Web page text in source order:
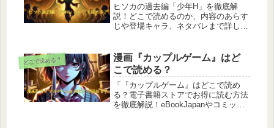
ヒソカの過去編「少年H」を徹底解
説！どこで読めるのか、内容のあらす
じや登場キャラ、ネタバレまで詳しく
ための注意点も解説しています。
どこで読める？
漫画『カップルゲーム』はど
こで読める？
「『カップルゲーム』はどこで読め
る？電子書籍ストアでお得に読む方法
を徹底解説！eBookJapanやコミック